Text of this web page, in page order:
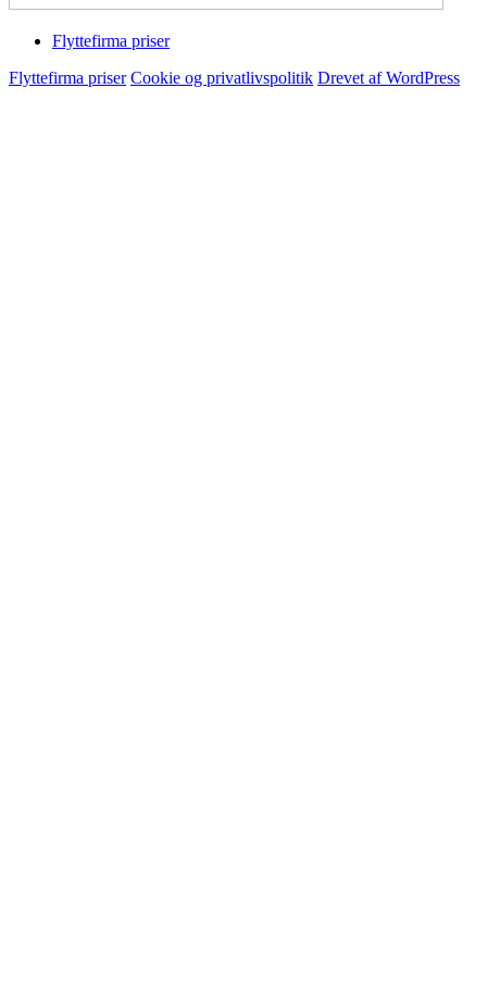
Flyttefirma priser
Flyttefirma priser Cookie og privatlivspolitik Drevet af WordPress